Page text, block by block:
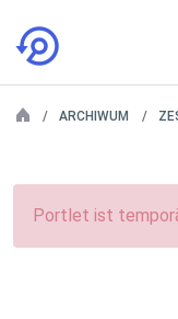
ARCHIWUM
Portlet ist